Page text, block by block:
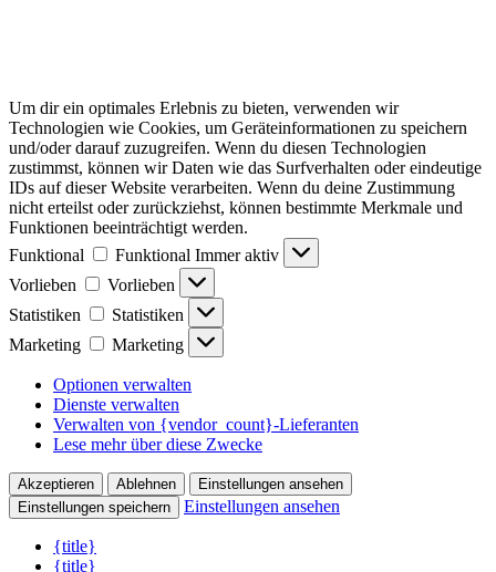
Um dir ein optimales Erlebnis zu bieten, verwenden wir
Technologien wie Cookies, um Geräteinformationen zu speichern
und/oder darauf zuzugreifen. Wenn du diesen Technologien
zustimmst, können wir Daten wie das Surfverhalten oder eindeutige
IDs auf dieser Website verarbeiten. Wenn du deine Zustimmung
nicht erteilst oder zurückziehst, können bestimmte Merkmale und
Funktionen beeinträchtigt werden.
Funktional
Funktional Immer aktiv
Vorlieben
Vorlieben
Statistiken
Statistiken
Marketing
Marketing
Optionen verwalten
Dienste verwalten
Verwalten von {vendor_count}-Lieferanten
Lese mehr über diese Zwecke
Akzeptieren Ablehnen
Einstellungen ansehen
Einstellungen speichern
Einstellungen ansehen
{title}
{title}